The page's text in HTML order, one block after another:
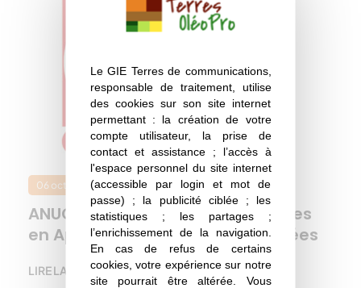
Le GIE Terres de communications,
responsable de traitement, utilise
des cookies sur son site internet
permettant : la création de votre
compte utilisateur, la prise de
contact et assistance ; l’accès à
l'espace personnel du site internet
(accessible par login et mot de
passe) ; la publicité ciblée ; les
statistiques ; les partages ;
l’enrichissement de la navigation.
En cas de refus de certains
cookies, votre expérience sur notre
site pourrait être altérée. Vous
06 octobre 2021 Filières
ANUGA accueille les Huiles d’olives
en Appellation d’Origine Protégées
LIRE LA SUITE